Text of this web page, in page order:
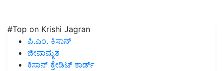
#Top on Krishi Jagran
ಪಿ.ಎಂ. ಕಿಸಾನ್
ಜೀವಾಮೃತ
ಕಿಸಾನ್ ಕ್ರೇಡಿಟ್ ಕಾರ್ಡ್